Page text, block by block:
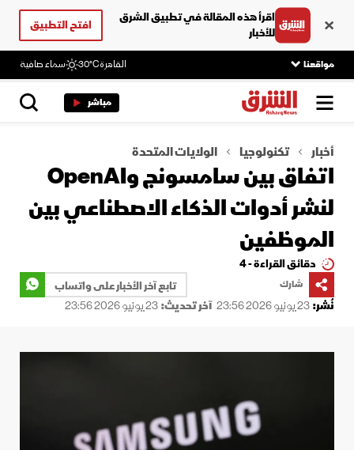
اقرأ هذه المقالة في تطبيق الشرق
للأخبار
افتح التطبيق
مواقعنا القاهرة30°C سماء صافية
مباشر
أخبار تكنولوجيا الولايات المتحدة
اتفاق بين سامسونج وOpenAI
لنشر أدوات الذكاء الاصطناعي بين
الموظفين
دقائق القراءة - 4
شارك
تابع آخر الأخبار على واتساب
نُشر:23 يونيو 2026 23:56 آخر تحديث:23 يونيو 2026 23:56